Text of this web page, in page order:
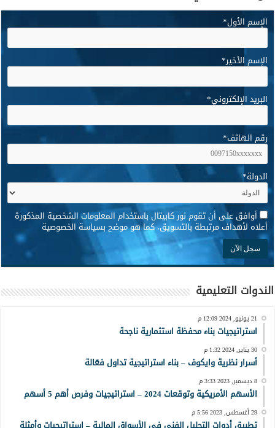
الإسم الأول*
الإسم الأخير*
البريد الإلكتروني*
رقم الهاتف*
الدولة*
* أوافق على أن تقوم نور كابيتال باستخدام المعلومات الشخصية المذكورة
أعلاه لأهداف مرتبطة بالتسويق، كما هو موضح بسياسة الخصوصية
الندوات التعليمية
21 يونيو, 2024 12:09 م
استراتيجيات بناء محفظة استثمارية ناجحة
30 يناير, 2024 1:32 م
أسرار نظرية وايكوف – بناء استراتيجية تداول فعّالة
8 ديسمبر, 2023 3:33 م
الأسهم الأمريكية وتوقعات 2024 – استراتيجيات وفرص أهم 5 أسهم
29 أغسطس, 2023 5:56 م